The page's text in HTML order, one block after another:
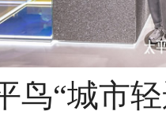
鸟“城市